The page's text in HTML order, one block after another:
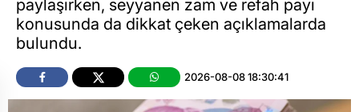
paylaşırken, seyyanen zam ve refah payı
konusunda da dikkat çeken açıklamalarda
bulundu.
2026-08-08 18:30:41